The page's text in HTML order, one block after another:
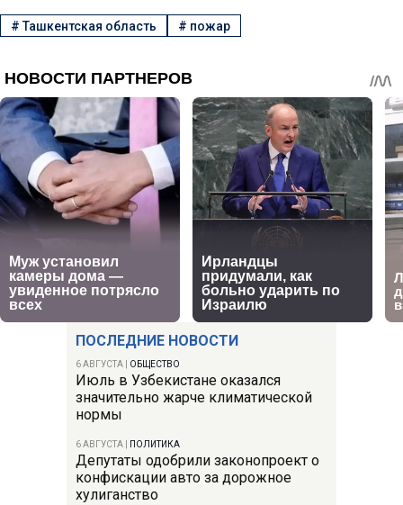
ПОСЛЕДНИЕ НОВОСТИ
6 АВГУСТА ОБЩЕСТВО
Июль в Узбекистане оказался
значительно жарче климатической
нормы
6 АВГУСТА ПОЛИТИКА
Депутаты одобрили законопроект о
конфискации авто за дорожное
хулиганство
#Ташкентская область # пожар